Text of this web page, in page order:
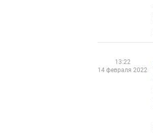
13:22
14 февраля 2022